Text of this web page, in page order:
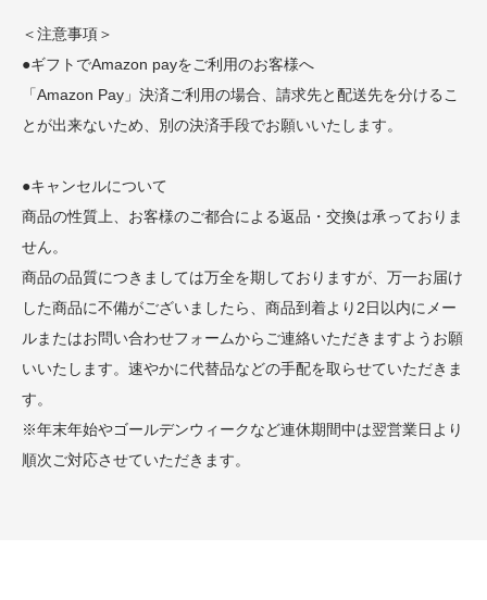
＜注意事項＞
●ギフトでAmazon payをご利用のお客様へ
「Amazon Pay」決済ご利用の場合、請求先と配送先を分けるこ
とが出来ないため、別の決済手段でお願いいたします。
●キャンセルについて
商品の性質上、お客様のご都合による返品・交換は承っておりま
せん。
商品の品質につきましては万全を期しておりますが、万一お届け
した商品に不備がございましたら、商品到着より2日以内にメー
ルまたはお問い合わせフォームからご連絡いただきますようお願
いいたします。速やかに代替品などの手配を取らせていただきま
す。
※年末年始やゴールデンウィークなど連休期間中は翌営業日より
順次ご対応させていただきます。